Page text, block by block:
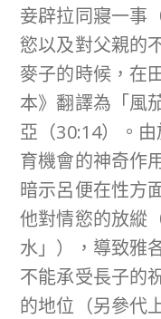
妾辟拉同寢一事
慾以及對父親的
麥子的時候，在
本》翻譯為「風
亞（30:14）。
育機會的神奇作
暗示呂便在性方
他對情慾的放縱
水」），導致雅
不能承受長子的
的地位（另參代